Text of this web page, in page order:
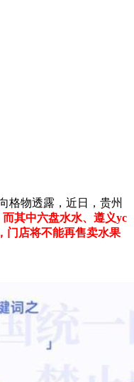
格物透露，近日，贵州
而其中六盘水水、遵义yc
门店将不能再售卖水果